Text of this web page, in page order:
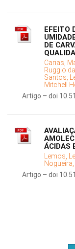
EFEITO
DE
Carias,
Ruggio
Santos;
Mitchell
Artigo – doi
ÁCIDAS
Lemos,
Artigo – doi